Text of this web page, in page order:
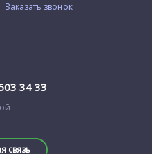
Заказать звонок
34 33
связь